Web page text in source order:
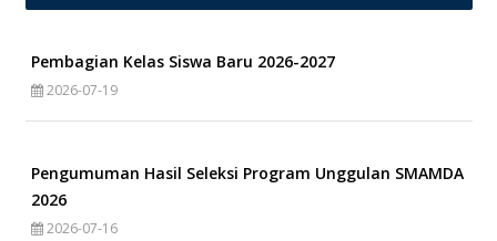
Pembagian Kelas Siswa Baru 2026-2027
2026-07-19
Pengumuman Hasil Seleksi Program Unggulan SMAMDA
2026
2026-07-16